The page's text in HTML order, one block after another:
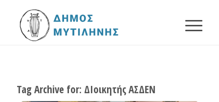
Tag Archive for: ΔΙοικητής ΑΣΔΕΝ